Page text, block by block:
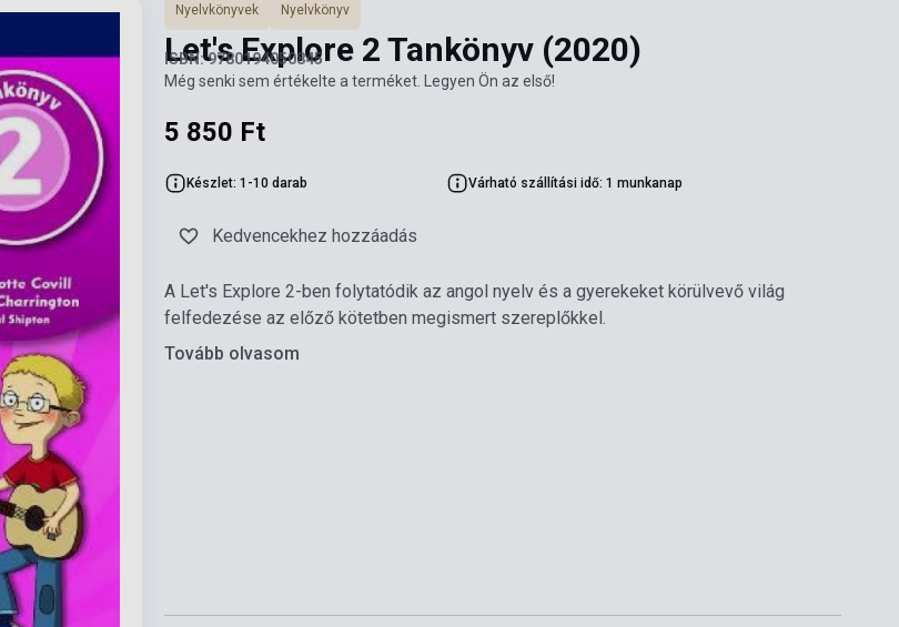
Nyelvkönyvek Nyelvkönyv
Let's Explore 2 Tankönyv (2020)
ISBN: 9780194050845
Még senki sem értékelte a terméket. Legyen Ön az első!
5 850 Ft
Készlet: 1-10 darab Várható szállítási idő: 1 munkanap
Kedvencekhez hozzáadás
A Let's Explore 2-ben folytatódik az angol nyelv és a gyerekeket körülvevő világ
felfedezése az előző kötetben megismert szereplőkkel.
Tovább olvasom